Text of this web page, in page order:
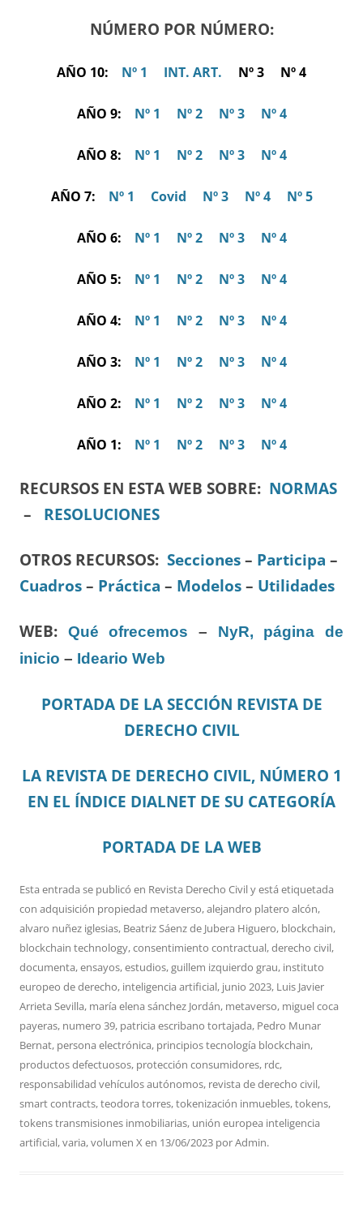
NÚMERO POR NÚMERO:
AÑO 10: Nº 1 INT. ART. Nº 3 Nº 4
AÑO 9: Nº 1 Nº 2 Nº 3 Nº 4
AÑO 8: Nº 1 Nº 2 Nº 3 Nº 4
AÑO 7: Nº 1 Covid Nº 3 Nº 4 Nº 5
AÑO 6: Nº 1 Nº 2 Nº 3 Nº 4
AÑO 5: Nº 1 Nº 2 Nº 3 Nº 4
AÑO 4: Nº 1 Nº 2 Nº 3 Nº 4
AÑO 3: Nº 1 Nº 2 Nº 3 Nº 4
AÑO 2: Nº 1 Nº 2 Nº 3 Nº 4
AÑO 1: Nº 1 Nº 2 Nº 3 Nº 4
RECURSOS EN ESTA WEB SOBRE: NORMAS
– RESOLUCIONES
OTROS RECURSOS: Secciones – Participa –
Cuadros – Práctica – Modelos – Utilidades
WEB: Qué ofrecemos – NyR, página de
inicio – Ideario Web
PORTADA DE LA SECCIÓN REVISTA DE
DERECHO CIVIL
LA REVISTA DE DERECHO CIVIL, NÚMERO 1
EN EL ÍNDICE DIALNET DE SU CATEGORÍA
PORTADA DE LA WEB
Esta entrada se publicó en Revista Derecho Civily está etiquetada
con adquisición propiedad metaverso,alejandro platero alcón,
alvaro nuñez iglesias, Beatriz Sáenz de Jubera Higuero, blockchain,
blockchain technology,consentimiento contractual,derecho civil,
documenta,ensayos,estudios,guillem izquierdo grau, instituto
europeo de derecho, inteligencia artificial, junio 2023, Luis Javier
Arrieta Sevilla, maría elena sánchez Jordán, metaverso, miguel coca
payeras, numero 39, patricia escribano tortajada, Pedro Munar
Bernat, persona electrónica, principios tecnología blockchain,
productos defectuosos, protección consumidores, rdc,
responsabilidad vehículos autónomos, revista de derecho civil,
smart contracts,teodora torres,tokenización inmuebles,tokens,
tokens transmisiones inmobiliarias, unión europea inteligencia
artificial,varia,volumen X en 13/06/2023 porAdmin.